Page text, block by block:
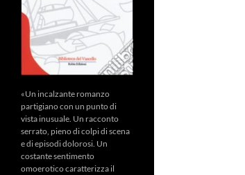
«Un incalzante romanzo
partigiano con un punto di
vista inusuale. Un racconto
serrato, pieno di colpi di scena
e di episodi dolorosi. Un
costante sentimento
omoerotico caratterizza il